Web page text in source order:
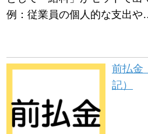
例：従業員の個人的な支出
前払金
記）